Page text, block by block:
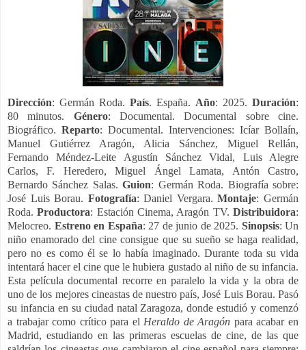
Dirección: Germán Roda. País. España. Año: 2025. Duración:
80 minutos. Género: Documental. Documental sobre cine.
Biográfico. Reparto: Documental. Intervenciones: Icíar Bollaín,
Manuel Gutiérrez Aragón, Alicia Sánchez, Miguel Rellán,
Fernando Méndez-Leite Agustín Sánchez Vidal, Luis Alegre
Carlos, F. Heredero, Miguel Ángel Lamata, Antón Castro,
Bernardo Sánchez Salas.Guion: Germán Roda. Biografía sobre:
José Luis Borau. Fotografía: Daniel Vergara.Montaje: Germán
Roda.Productora: Estación Cinema, Aragón TV.Distribuidora:
Melocreo. Estreno en España: 27 de junio de 2025. Sinopsis: Un
niño enamorado del cine consigue que su sueño se haga realidad,
pero no es como él se lo había imaginado. Durante toda su vida
intentará hacer el cine que le hubiera gustado al niño de su infancia.
Esta película documental recorre en paralelo la vida y la obra de
uno de los mejores cineastas de nuestro país, José Luis Borau. Pasó
su infancia en su ciudad natal Zaragoza, donde estudió y comenzó
a trabajar como crítico para el Heraldo de Aragón para acabar en
Madrid, estudiando en las primeras escuelas de cine, de las que